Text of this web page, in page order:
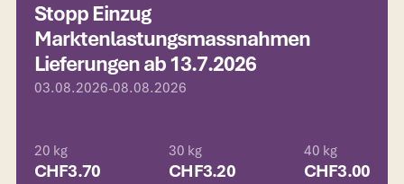
Stopp Einzug
Marktenlastungsmassnahmen
Lieferungen ab 13.7.2026
03.08.2026-08.08.2026
20 kg
CHF3.70
30 kg
CHF3.20
40 kg
CHF3.00